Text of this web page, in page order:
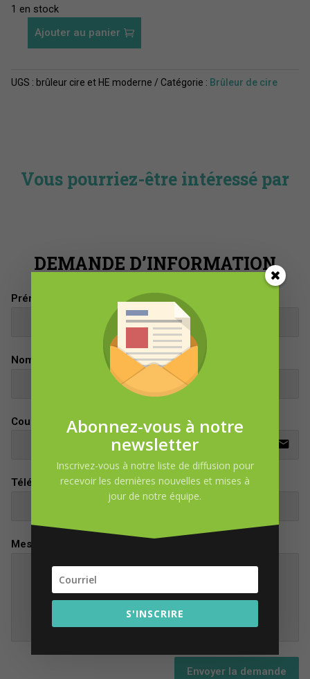
1 en stock
quantité
de
moderne
noir
Ajouter au panier
UGS : brûleur cire et HE moderne Catégorie : Brûleur de cire
Vous pourriez-être intéressé par
DEMANDE D’INFORMATION
Prénom
Nom
Courriel
email
Téléphone
Message
Envoyer la demande
Abonnez-vous à notre
newsletter
Inscrivez-vous à notre liste de diffusion pour
recevoir les dernières nouvelles et mises à
jour de notre équipe.
S'INSCRIRE